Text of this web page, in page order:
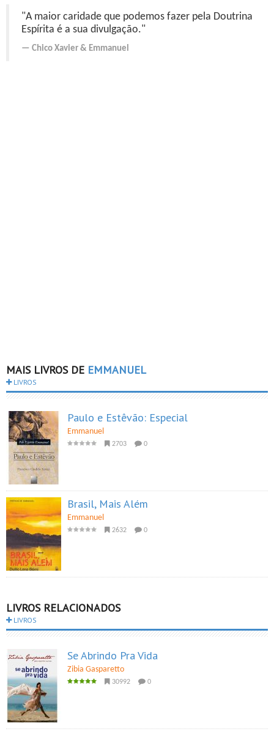
"A maior caridade que podemos fazer pela Doutrina
Espírita é a sua divulgação."
Chico Xavier & Emmanuel
MAIS LIVROS DE EMMANUEL
LIVROS
Paulo e Estêvão: Especial
Emmanuel
2703 0
Brasil, Mais Além
Emmanuel
2632 0
LIVROS RELACIONADOS
LIVROS
Se Abrindo Pra Vida
Zibia Gasparetto
30992 0